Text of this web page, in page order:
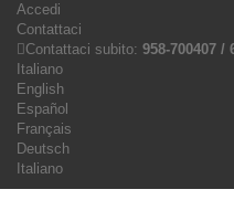
Accedi
Contattaci
Contattaci subito: 958-700407 /
Italiano
English
Español
Français
Deutsch
Italiano